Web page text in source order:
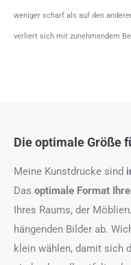
weniger scharf als auf den
verliert sich mit zunehmendem
Die optimale Größe
Meine Kunstdrucke sind
Das optimale Format
Ihres Raums, der
hängenden Bilder ab.
klein wählen, damit sich